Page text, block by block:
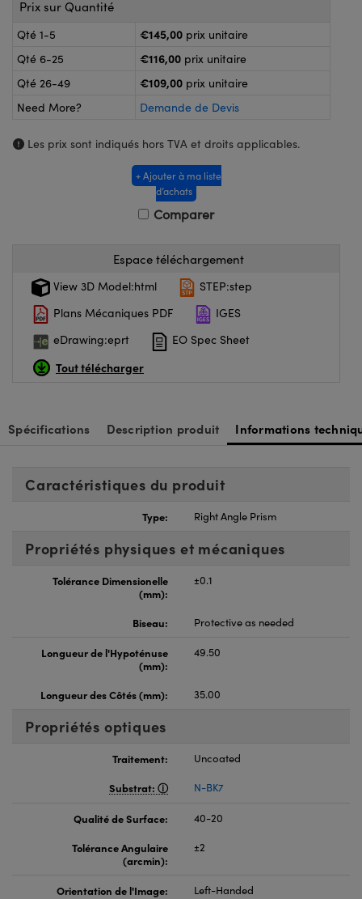
ou Coupleurs
de Poche ou à Mesure Directe
: Microscopie
Optiques Lightpath
Labs™
Optiques de SCHOTT
Prix sur Quantité
Qté 1-5 €145,00 prix unitaire
Qté 6-25
€116,00 prix unitaire
Qté 26-49
€109,00 prix unitaire
Need More?
Demande de Devis
Les prix sont indiqués hors TVA et droits applicables.
+ Ajouter à ma liste
d’achats
Comparer
Espace téléchargement
View 3D Model:html
STEP:step
Plans Mécaniques PDF
IGES
eDrawing:eprt
EO Spec Sheet
Tout télécharger
Spécifications Description produit Informations
Caractéristiques du produit
Type: Right Angle Prism
Propriétés physiques et mécaniques
Tolérance Dimensionelle
(mm):
±0.1
Biseau: Protective as needed
Longueur de l'Hypoténuse
(mm):
49.50
Longueur des Côtés (mm): 35.00
Propriétés optiques
Traitement:
Uncoated
Substrat:
N-BK7
Qualité de Surface:
40-20
Tolérance Angulaire
(arcmin):
±2
Orientation de l'Image:
Left-Handed